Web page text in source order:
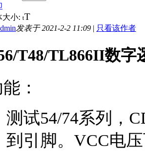
大小: tT
发表于 2021-2-2 11:09 | 只看该作者
T48/TL866II数字
：
测试54/74系列，
到引脚。VCC电